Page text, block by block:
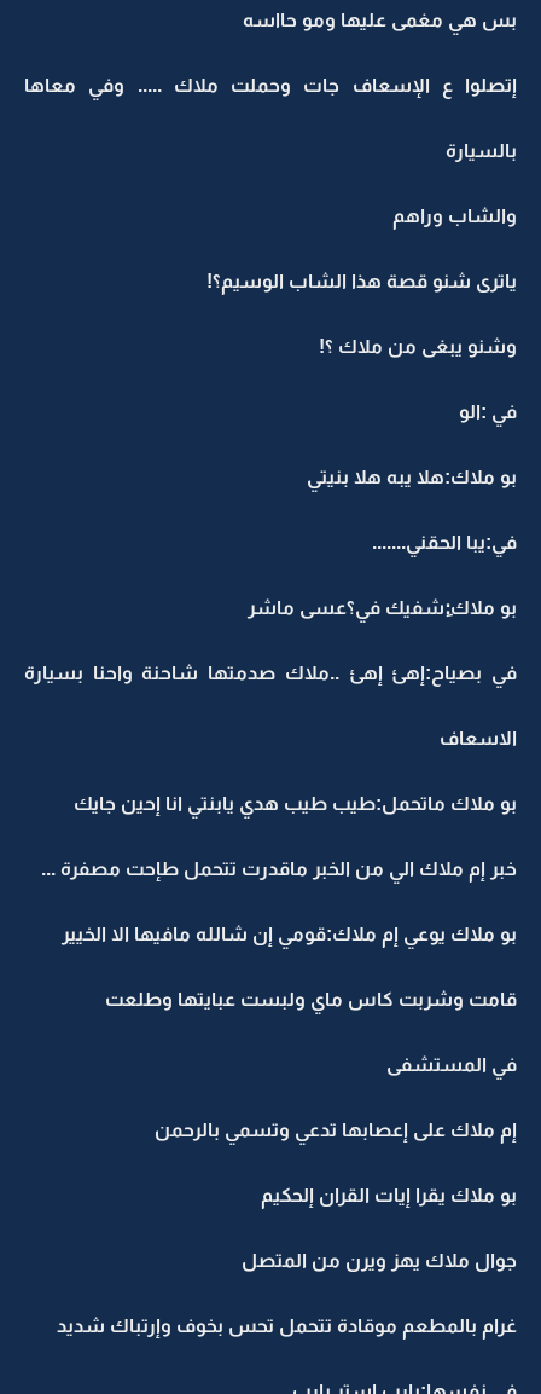
بس هي مغمى عليها ومو حااسه
إتصلوا ع الإسعاف جات وحملت ملاك ..... وفي معاها
بالسيارة
والشاب وراهم
ياترى شنو قصة هذا الشاب الوسيم؟!
وشنو يبغى من ملاك ؟!
في :الو
بو ملاك:هلا يبه هلا بنيتي
في:يبا الحقني.......
بو ملاك:ِشفيك في؟عسى ماشر
في بصياح:إهئ إهئ ..ملاك صدمتها شاحنة واحنا بسيارة
الاسعاف
بو ملاك ماتحمل:طيب طيب هدي يابنتي انا إحين جايك
خبر إم ملاك الي من الخبر ماقدرت تتحمل طإحت مصفرة ...
بو ملاك يوعي إم ملاك:قومي إن شالله مافيها الا الخيير
قامت وشربت كاس ماي ولبست عبايتها وطلعت
في المستشفى
إم ملاك على إعصابها تدعي وتسمي بالرحمن
بو ملاك يقرا إيات القران إلحكيم
جوال ملاك يهز ويرن من المتصل
غرام بالمطعم موقادة تتحمل تحس بخوف وإرتباك شديد